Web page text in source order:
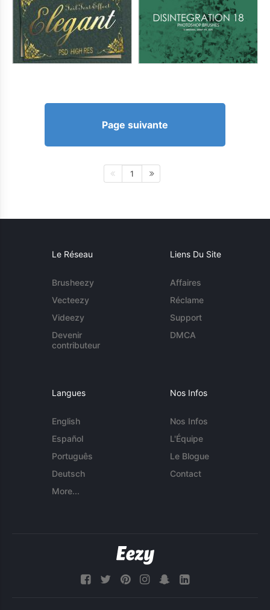
Page suivante
1
Le Réseau
Brusheezy
Vecteezy
Videezy
Devenir
contributeur
Liens Du Site
Affaires
Réclame
Support
DMCA
Langues
English
Español
Português
Deutsch
More...
Nos Infos
Nos Infos
L'Équipe
Le Blogue
Contact